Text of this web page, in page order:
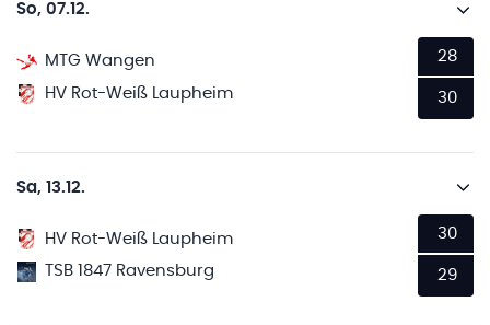
So, 07.12.
MTG Wangen
HV Rot-Weiß Laupheim
28
30
Sa, 13.12.
HV Rot-Weiß Laupheim
TSB 1847 Ravensburg
30
29